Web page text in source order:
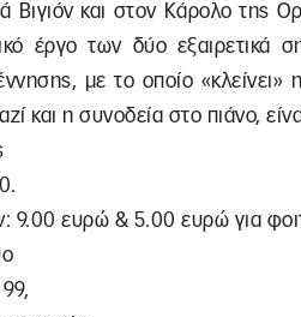
και στον Κάρολο της
έργο των δύο εξαιρετικά
με το οποίο «κλείνει»
και η συνοδεία στο πιάνο,
9.00 ευρώ & 5.00 ευρώ για